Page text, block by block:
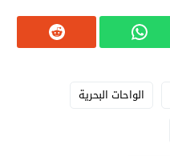
الواحات البحرية